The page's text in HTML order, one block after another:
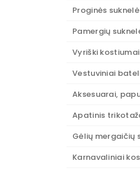
Proginės
Pamergių
Vyriški kostiumai
Vestuviniai
Aksesuarai,
Apatinis
Gėlių mergaičių
Karnavaliniai